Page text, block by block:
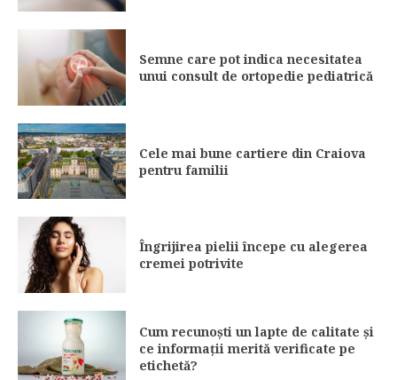
Semne care pot indica necesitatea
unui consult de ortopedie pediatrică
Cele mai bune cartiere din Craiova
pentru familii
Îngrijirea pielii începe cu alegerea
cremei potrivite
Cum recunoști un lapte de calitate și
ce informații merită verificate pe
etichetă?